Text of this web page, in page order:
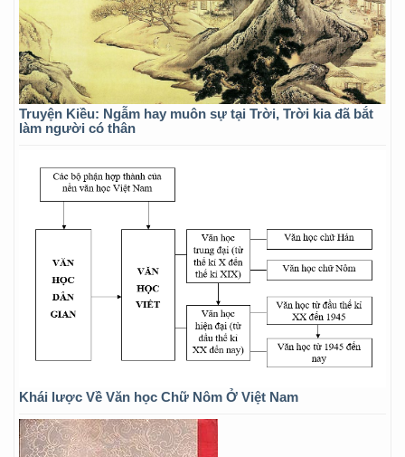
Truyện Kiều: Ngẫm hay muôn sự tại Trời, Trời kia đã bắt
làm người có thân
Khái lược Về Văn học Chữ Nôm Ở Việt Nam